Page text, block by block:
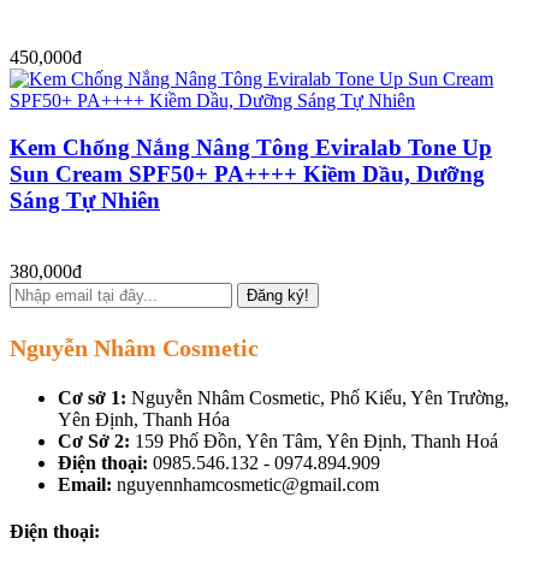
450,000đ
Kem Chống Nắng Nâng Tông Eviralab Tone Up
Sun Cream SPF50+ PA++++ Kiềm Dầu, Dưỡng
Sáng Tự Nhiên
380,000đ
Đăng ký!
Nguyễn Nhâm Cosmetic
Cơ sở 1: Nguyễn Nhâm Cosmetic, Phố Kiểu, Yên Trường,
Yên Định, Thanh Hóa
Cơ Sở 2: 159 Phố Đồn, Yên Tâm, Yên Định, Thanh Hoá
Điện thoại: 0985.546.132 - 0974.894.909
Email: nguyennhamcosmetic@gmail.com
Điện thoại: